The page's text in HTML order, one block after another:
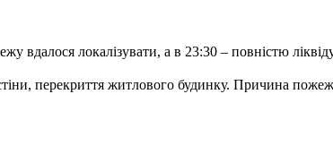
вдалося локалізувати, а в 23:30 – повністю
перекриття житлового будинку. Причина